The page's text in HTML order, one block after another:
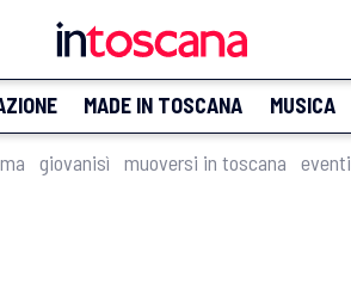
MADE IN TOSCANA MUSICA
giovanisì muoversi in toscana eventi